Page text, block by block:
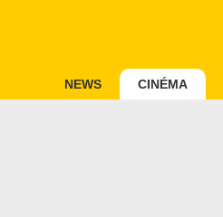
NEWS CINÉMA